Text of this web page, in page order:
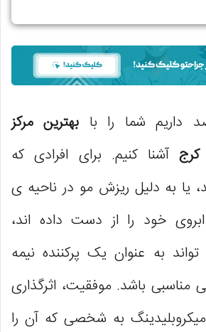
و مرکز میکروبلیدنیگ لیلا مظفری
و میکروبلیدینگ
اسمررستا (عظیمیه)
داریم شما را با بهترین مرکز
کرجآشنا کنیم. برای افرادی که
یا به دلیل ریزش مو در ناحیه ی
خود را از دست داده اند،
به عنوان یک پرکننده نیمه
مناسبی باشد. موفقیت، اثرگذاری
به شخصی که آن را